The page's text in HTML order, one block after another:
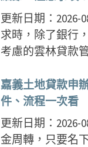
更新日期：2026-
求時，除了銀行
考慮的雲林貸款
嘉義土地貸款申
件、流程一次看
更新日期：2026-
金周轉，只要名